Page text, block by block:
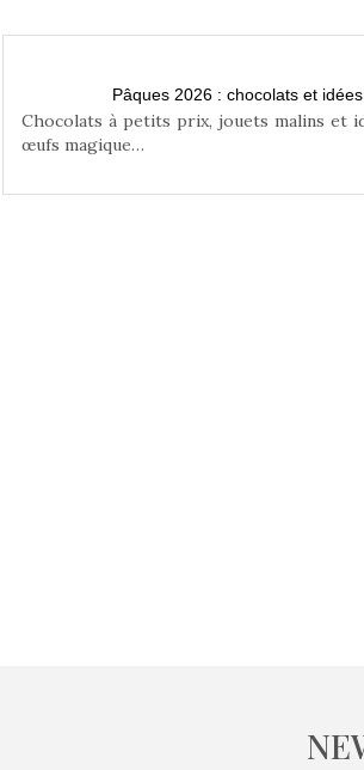
Pâques 2026 : chocolats et
Chocolats à petits prix, jouets malins et
œufs magique…